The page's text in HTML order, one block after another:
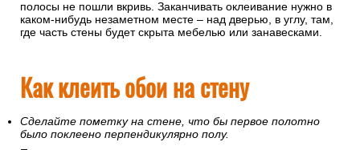
Рекомендуется это делать от угла или дверного/оконного
проемов, поскольку эти линии перпендикулярны полу. При
этом желательно использовать отвес или уровень, чтобы
где часть стены будет скрыта мебелью или занавесками.
Как клеить обои на стену